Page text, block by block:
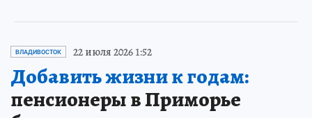
ВЛАДИВОСТОК 22 июля 2026 1:52
Добавить жизни к годам:
пенсионеры в Приморье